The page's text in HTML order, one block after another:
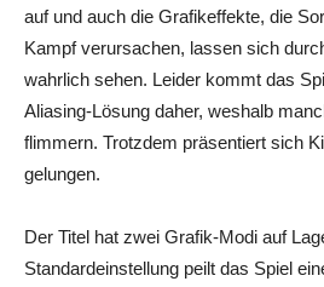
auf und auch die Grafikeffekte, die
Kampf verursachen, lassen sich
wahrlich sehen. Leider kommt das
Aliasing-Lösung daher, weshalb
flimmern. Trotzdem präsentiert sich
gelungen.
Der Titel hat zwei Grafik-Modi auf
Standardeinstellung peilt das Spiel